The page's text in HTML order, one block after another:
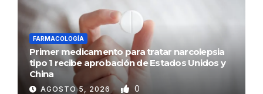
FARMACOLOGÍA
Primer medicamento para tratar narcolepsia
tipo 1 recibe aprobación de Estados Unidos y
China
AGOSTO 5, 2026 0